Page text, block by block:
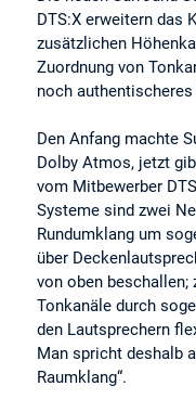
DTS:X erweitern das
zusätzlichen
Zuordnung von
noch
Den Anfang machte
Dolby Atmos, jetzt
vom Mitbewerber
Systeme sind zwei
Rundumklang um
über
von oben beschallen;
Tonkanäle durch
den Lautsprechern
Man spricht deshalb
Raumklang“.